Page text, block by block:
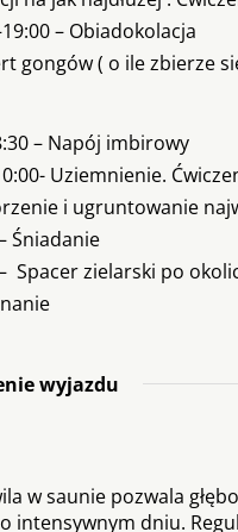
– Obiadokolacja
gongów ( o ile zbierze
– Napój imbirowy
Uziemnienie.
i ugruntowanie
Śniadanie
Spacer zielarski po
wyjazdu
w saunie pozwala
intensywnym dniu.